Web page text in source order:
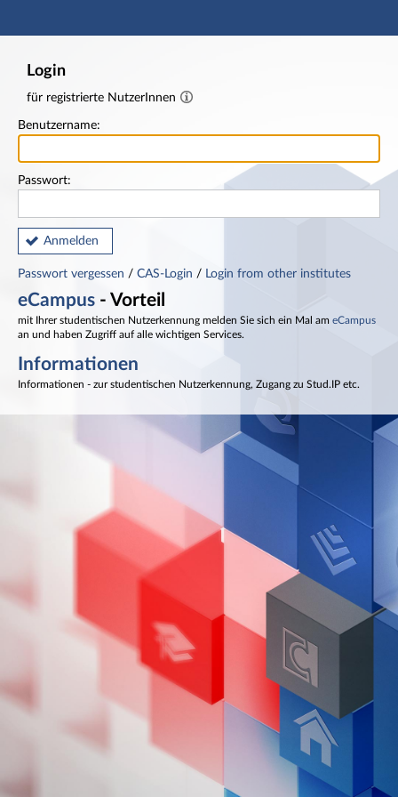
Hauptnavigation
Login
für registrierte NutzerInnen
Benutzername:
Passwort:
Anmelden
Passwort vergessen / CAS-Login / Login from other institutes
eCampus - Vorteil
mit Ihrer studentischen Nutzerkennung melden Sie sich ein Mal am eCampus
an und haben Zugriff auf alle wichtigen Services.
Informationen
Informationen - zur studentischen Nutzerkennung, Zugang zu Stud.IP etc.